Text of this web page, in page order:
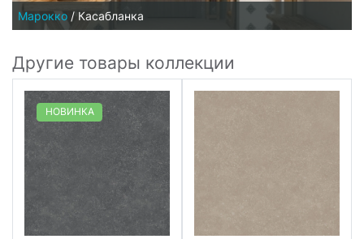
Марокко / Касабланка
Другие товары коллекции
НОВИНКА